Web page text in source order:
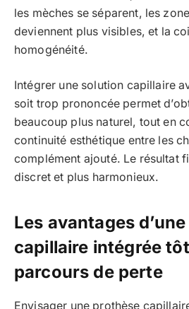
les mèches se séparent, les
deviennent plus visibles, et la
homogénéité.
Intégrer une solution capillaire
soit trop prononcée permet
beaucoup plus naturel, tout en
continuité esthétique entre les
complément ajouté. Le résultat
discret et plus harmonieux.
Les avantages
capillaire intégrée
parcours de perte
Envisager une prothèse